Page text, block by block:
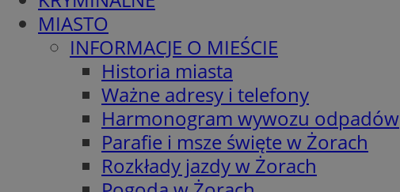
MIASTO
INFORMACJE O MIEŚCIE
Historia miasta
Ważne adresy i telefony
Harmonogram wywozu odpadów
Parafie i msze święte w Żorach
Rozkłady jazdy w Żorach